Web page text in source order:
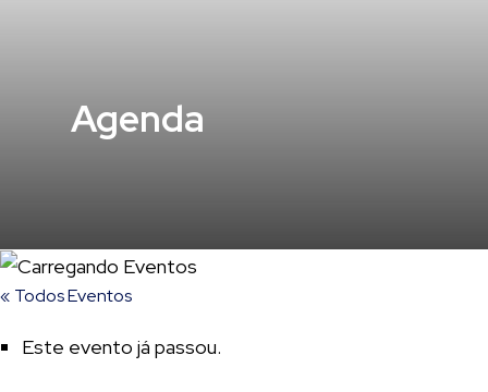
Agenda
« Todos Eventos
Este evento já passou.